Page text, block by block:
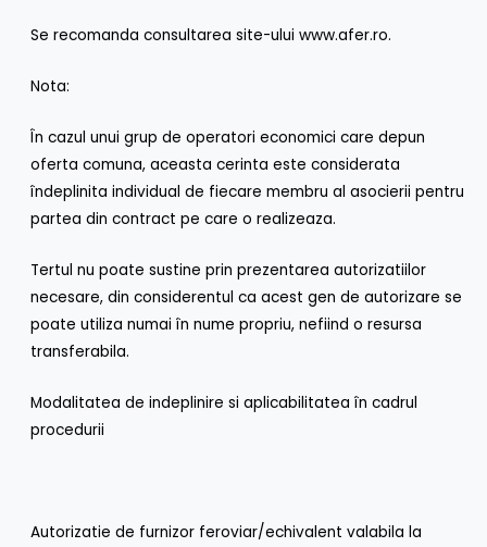
Se recomanda consultarea site-ului www.afer.ro.
Nota:
În cazul unui grup de operatori economici care depun
oferta comuna, aceasta cerinta este considerata
îndeplinita individual de fiecare membru al asocierii pentru
partea din contract pe care o realizeaza.
Tertul nu poate sustine prin prezentarea autorizatiilor
necesare, din considerentul ca acest gen de autorizare se
poate utiliza numai în nume propriu, nefiind o resursa
transferabila.
Modalitatea de indeplinire si aplicabilitatea în cadrul
procedurii
Autorizatie de furnizor feroviar/echivalent valabila la